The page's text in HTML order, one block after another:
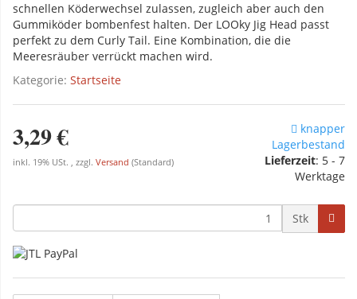
schnellen Köderwechsel zulassen, zugleich aber auch den
Gummiköder bombenfest halten. Der LOOky Jig Head passt
perfekt zu dem Curly Tail. Eine Kombination, die die
Meeresräuber verrückt machen wird.
Kategorie: Startseite
3,29 €
inkl. 19% USt. , zzgl. Versand (Standard)
knapper
Lagerbestand
Lieferzeit: 5 - 7
Werktage
Stk